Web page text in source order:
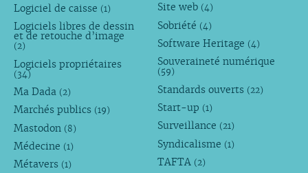
Logiciel de caisse (1)
Logiciels libres de dessin
et de retouche d’image
(2)
Logiciels propriétaires
(34)
Ma Dada (2)
Marchés publics (19)
Mastodon (8)
Médecine (1)
Métavers (1)
Site web (4)
Sobriété (4)
Software Heritage (4)
Souveraineté numérique
(59)
Standards ouverts (22)
Start-up (1)
Surveillance (21)
Syndicalisme (1)
TAFTA (2)